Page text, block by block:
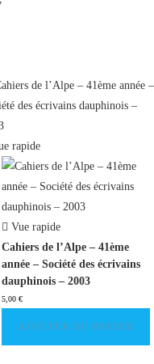
rapide
Vue rapide
Cahiers de l’Alpe – 41ème
année – Société des écrivains
dauphinois – 2003
5,00 €
AJOUTER AU PANIER